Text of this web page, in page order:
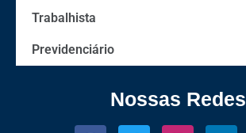
Trabalhista
Previdenciário
Nossas Redes